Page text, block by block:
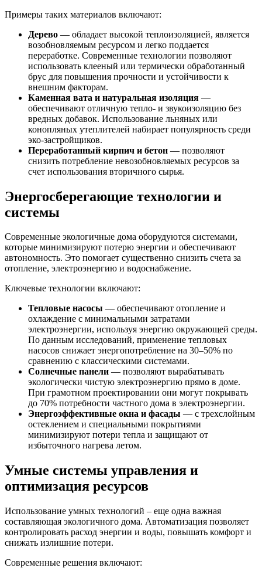
Примеры таких материалов включают:
Дерево — обладает высокой теплоизоляцией, является
возобновляемым ресурсом и легко поддается
переработке. Современные технологии позволяют
использовать клееный или термически обработанный
брус для повышения прочности и устойчивости к
внешним факторам.
Каменная вата и натуральная изоляция —
обеспечивают отличную тепло- и звукоизоляцию без
вредных добавок. Использование льняных или
конопляных утеплителей набирает популярность среди
эко-застройщиков.
Переработанный кирпич и бетон — позволяют
снизить потребление невозобновляемых ресурсов за
счет использования вторичного сырья.
Энергосберегающие технологии и
системы
Современные экологичные дома оборудуются системами,
которые минимизируют потерю энергии и обеспечивают
автономность. Это помогает существенно снизить счета за
отопление, электроэнергию и водоснабжение.
Ключевые технологии включают:
Тепловые насосы — обеспечивают отопление и
охлаждение с минимальными затратами
электроэнергии, используя энергию окружающей среды.
По данным исследований, применение тепловых
насосов снижает энергопотребление на 30–50% по
сравнению с классическими системами.
Солнечные панели — позволяют вырабатывать
экологически чистую электроэнергию прямо в доме.
При грамотном проектировании они могут покрывать
до 70% потребности частного дома в электроэнергии.
Энергоэффективные окна и фасады — с трехслойным
остеклением и специальными покрытиями
минимизируют потери тепла и защищают от
избыточного нагрева летом.
Умные системы управления и
оптимизация ресурсов
Использование умных технологий – еще одна важная
составляющая экологичного дома. Автоматизация позволяет
контролировать расход энергии и воды, повышать комфорт и
снижать излишние потери.
Современные решения включают: